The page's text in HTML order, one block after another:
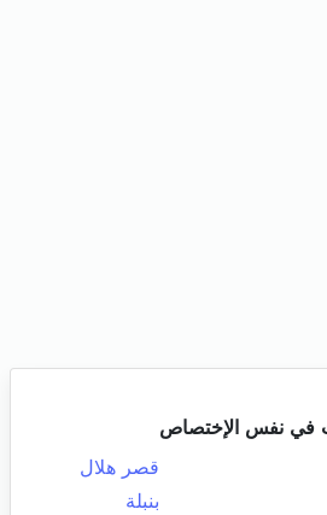
في نفس الإختصاص
قصر هلال
بنبلة